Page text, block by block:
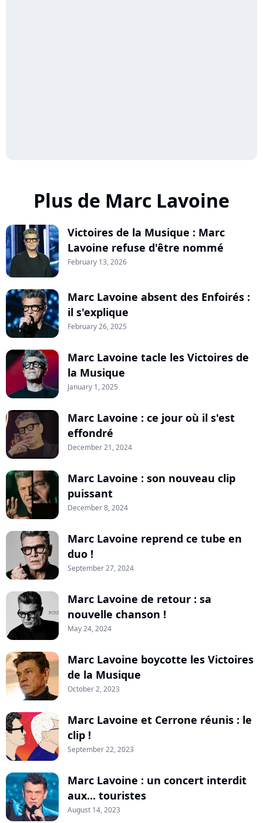
Plus de Marc Lavoine
Victoires de la Musique : Marc
Lavoine refuse d'être nommé
February 13, 2026
Marc Lavoine absent des Enfoirés :
il s'explique
February 26, 2025
Marc Lavoine tacle les Victoires de
la Musique
January 1, 2025
Marc Lavoine : ce jour où il s'est
effondré
December 21, 2024
Marc Lavoine : son nouveau clip
puissant
December 8, 2024
Marc Lavoine reprend ce tube en
duo !
September 27, 2024
Marc Lavoine de retour : sa
nouvelle chanson !
May 24, 2024
Marc Lavoine boycotte les Victoires
de la Musique
October 2, 2023
Marc Lavoine et Cerrone réunis : le
clip !
September 22, 2023
Marc Lavoine : un concert interdit
aux... touristes
August 14, 2023